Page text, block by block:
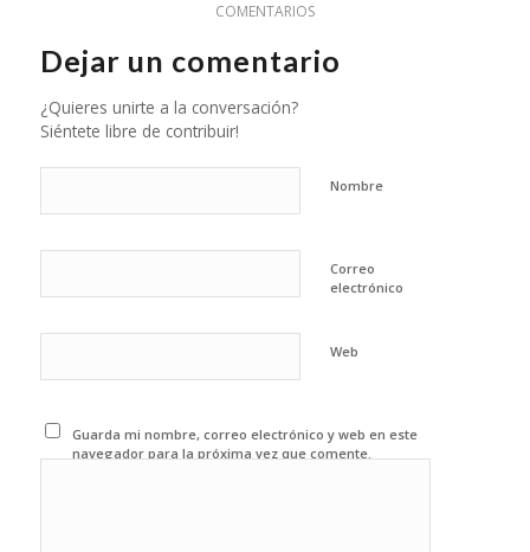
COMENTARIOS
Dejar un comentario
¿Quieres unirte a la conversación?
Siéntete libre de contribuir!
Nombre
Correo
electrónico
Web
Guarda mi nombre, correo electrónico y web en este
navegador para la próxima vez que comente.